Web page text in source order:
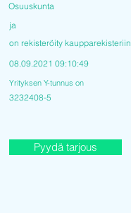
Osuuskunta
ja
on rekisteröity kaupparekisteriin
08.09.2021 09:10:49
Yrityksen Y-tunnus on
3232408-5
Pyydä tarjous